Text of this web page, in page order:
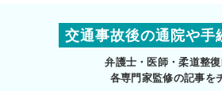
交通事故後の通院や
弁護士・医師・柔道整復
各専門家監修の記事を